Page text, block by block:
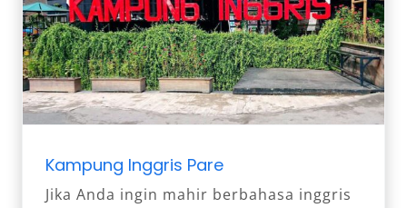
Kampung Inggris Pare
Jika Anda ingin mahir berbahasa inggris